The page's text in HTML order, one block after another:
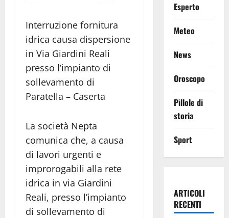
Interruzione fornitura
idrica causa dispersione
in Via Giardini Reali
presso l’impianto di
sollevamento di
Paratella – Caserta
La società Nepta
comunica che, a causa
di lavori urgenti e
improrogabili alla rete
idrica in via Giardini
Reali, presso l’impianto
di sollevamento di
Esperto
Meteo
News
Oroscopo
Pillole di
storia
Sport
ARTICOLI
RECENTI